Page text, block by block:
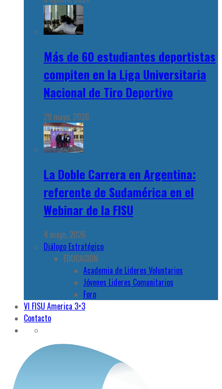
Más de 60 estudiantes deportistas
compiten en la Liga Universitaria
Nacional de Tiro Deportivo
29 mayo, 2026
La Doble Carrera en Argentina:
referente de Sudamérica en el
Webinar de la FISU
4 mayo, 2026
Diálogo Estratégico
EDUCACION
Academia de Lideres Voluntarios
Jóvenes Lideres Comunitarios
Foro
VI FISU America 3×3
Contacto